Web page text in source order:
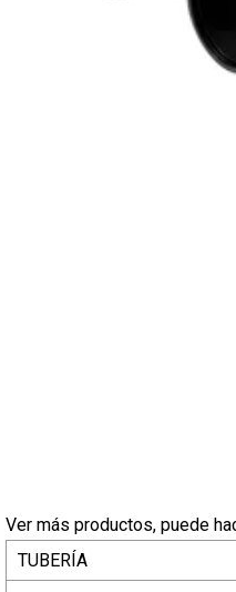
Ver más productos, puede
TUBERÍA